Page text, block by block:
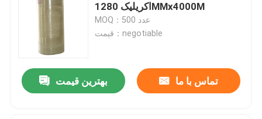
اکریلیک 1280MMx4000M
MOQ：500 عدد
قیمت：negotiable
بهترین قیمت تماس با ما